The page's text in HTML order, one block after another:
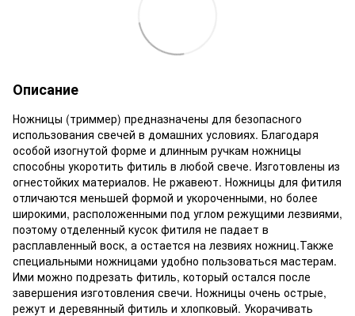
Описание
Ножницы (триммер) предназначены для безопасного
использования свечей в домашних условиях. Благодаря
особой изогнутой форме и длинным ручкам ножницы
способны укоротить фитиль в любой свече. Изготовлены из
огнестойких материалов. Не ржавеют. Ножницы для фитиля
отличаются меньшей формой и укороченными, но более
широкими, расположенными под углом режущими лезвиями,
поэтому отделенный кусок фитиля не падает в
расплавленный воск, а остается на лезвиях ножниц.Также
специальными ножницами удобно пользоваться мастерам.
Ими можно подрезать фитиль, который остался после
завершения изготовления свечи. Ножницы очень острые,
режут и деревянный фитиль и хлопковый. Укорачивать